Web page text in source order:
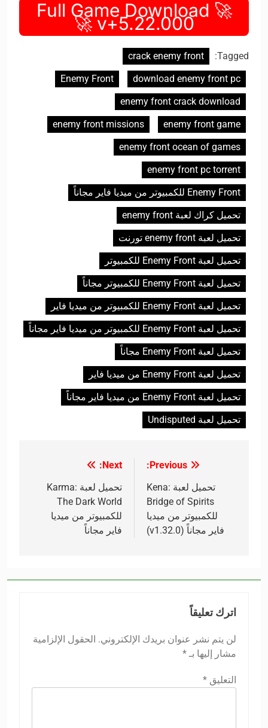
🚀 Full Game Download
v+5.22.000 🚀
Tagged:
crack enemy front
download enemy front pc
Enemy Front
enemy front crack download
enemy front game
enemy front missions
enemy front ocean of games
enemy front pc torrent
Enemy Front للكمبيوتر من ميديا فاير مجاناً
تحميل كراك لعبة enemy front
تحميل لعبة enemy front تورنت
تحميل لعبة Enemy Front للكمبيوتر
تحميل لعبة Enemy Front للكمبيوتر مجاناً
تحميل لعبة Enemy Front للكمبيوتر من ميديا فاير
تحميل لعبة Enemy Front للكمبيوتر من ميديا فاير مجاناً
تحميل لعبة Enemy Front مجاناً
تحميل لعبة Enemy Front من ميديا فاير
تحميل لعبة Enemy Front من ميديا فاير مجاناً
تحميل لعبة Undisputed
المقالات
Previous:
تحميل لعبة Kena:
Bridge of Spirits
للكمبيوتر من ميديا
فاير مجاناً (v1.32.0)
Next:
تحميل لعبة Karma:
The Dark World
للكمبيوتر من ميديا
فاير مجاناً
اترك تعليقاً
لن يتم نشر عنوان بريدك الإلكتروني. الحقول الإلزامية
مشار إليها بـ *
التعليق *